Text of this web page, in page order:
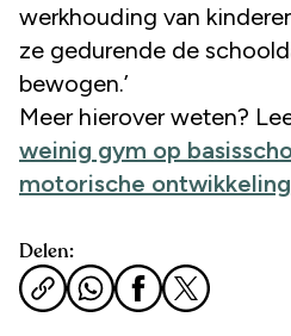
werkhouding van
ze gedurende de
bewogen.’
Meer hierover weten?
weinig gym op
motorische
Delen: